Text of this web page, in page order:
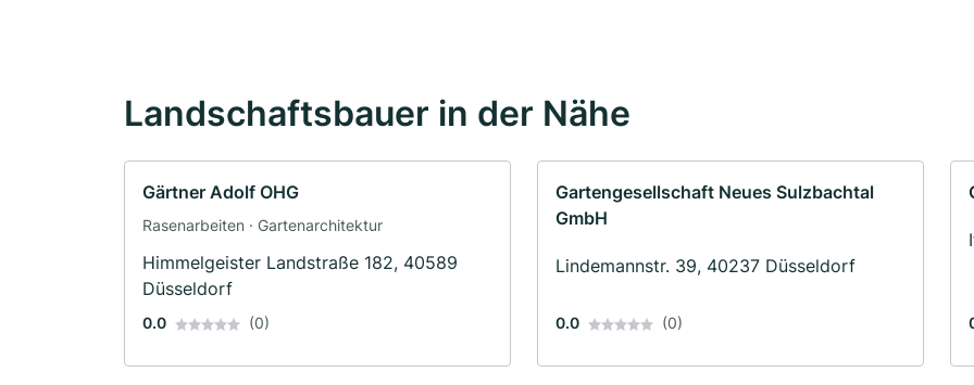
Landschaftsbauer in der Nähe
Gärtner Adolf OHG
Rasenarbeiten · Gartenarchitektur
Himmelgeister Landstraße 182, 40589
Düsseldorf
0.0 (0)
Gartengesellschaft Neues Sulzbachtal
GmbH
Lindemannstr. 39, 40237 Düsseldorf
0.0 (0)